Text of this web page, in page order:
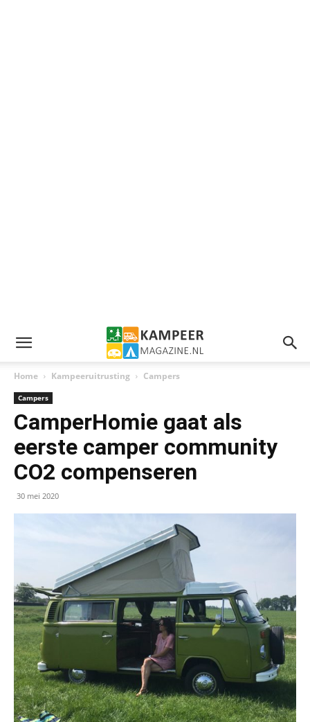
Home Kampeeruitrusting Campers
Campers
CamperHomie gaat als
eerste camper community
CO2 compenseren
30 mei 2020